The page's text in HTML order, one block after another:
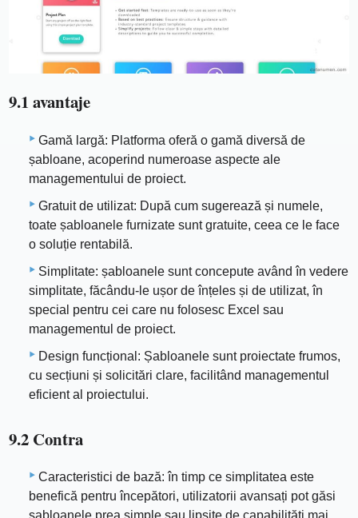
9.1 avantaje
Gamă largă: Platforma oferă o gamă diversă de
șabloane, acoperind numeroase aspecte ale
managementului de proiect.
Gratuit de utilizat: După cum sugerează și numele,
toate șabloanele furnizate sunt gratuite, ceea ce le face
o soluție rentabilă.
Simplitate: șabloanele sunt concepute având în vedere
simplitate, făcându-le ușor de înțeles și de utilizat, în
special pentru cei care nu folosesc Excel sau
managementul de proiect.
Design funcțional: Șabloanele sunt proiectate frumos,
cu secțiuni și solicitări clare, facilitând managementul
eficient al proiectului.
9.2 Contra
Caracteristici de bază: în timp ce simplitatea este
benefică pentru începători, utilizatorii avansați pot găsi